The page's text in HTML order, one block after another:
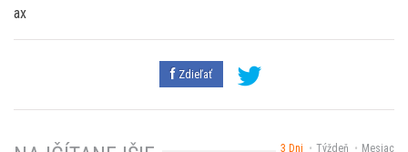
ax
Zdieľať
3 Dni Týždeň Mesiac